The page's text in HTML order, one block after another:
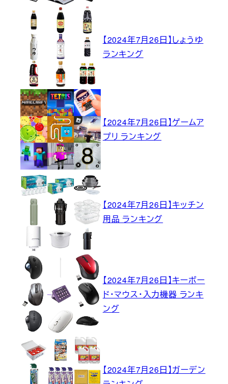
【2024年7月26日】しょうゆ
ランキング
【2024年7月26日】ゲームア
プリ ランキング
【2024年7月26日】キッチン
用品 ランキング
【2024年7月26日】キーボー
ド・マウス・入力機器 ランキ
ング
【2024年7月26日】ガーデン